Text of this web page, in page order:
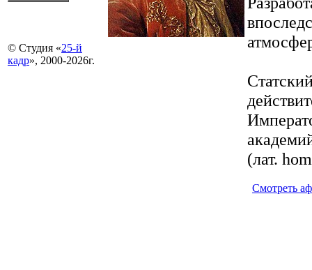
© Студия «25-й
кадр», 2000-2026г.
(лат.
Смотреть